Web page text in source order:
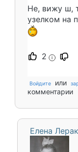
Не, вижу ш,
узелком на
2 i
Войдите или
комментарии
Елена